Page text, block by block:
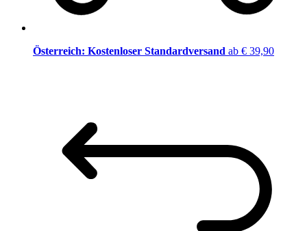
Österreich: Kostenloser Standardversand ab € 39,90